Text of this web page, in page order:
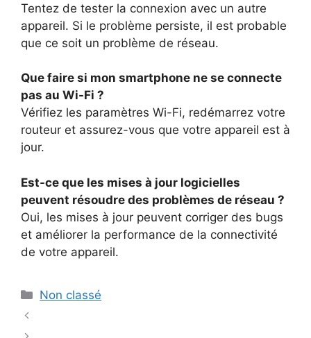
Tentez de tester la connexion avec un autre
appareil. Si le problème persiste, il est probable
que ce soit un problème de réseau.
Que faire si mon smartphone ne se connecte
pas au Wi-Fi ?
Vérifiez les paramètres Wi-Fi, redémarrez votre
routeur et assurez-vous que votre appareil est à
jour.
Est-ce que les mises à jour logicielles
peuvent résoudre des problèmes de réseau ?
Oui, les mises à jour peuvent corriger des bugs
et améliorer la performance de la connectivité
de votre appareil.
Catégories
Non classé